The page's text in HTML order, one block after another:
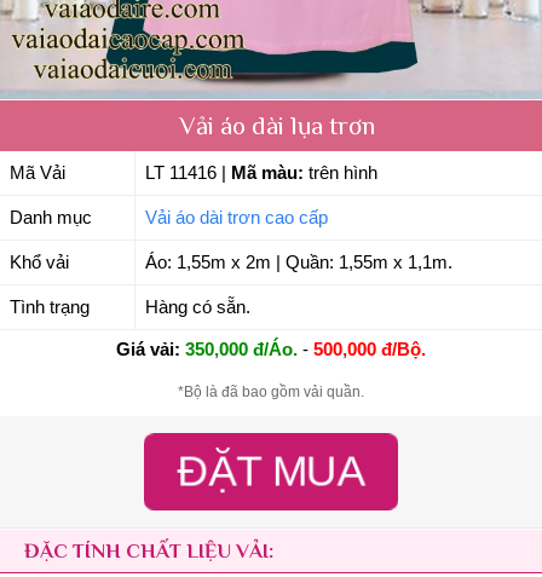
Vải áo dài lụa trơn
Mã Vải LT 11416 Mã màu: trên hình
Danh mục Vải áo dài trơn cao cấp
Khổ vải Áo: 1,55m x 2m | Quần: 1,55m x 1,1m.
Tình trạng Hàng có sẵn.
Giá vải: 350,000 đ/Áo. - 500,000 đ/Bộ.
*Bộ là đã bao gồm vải quần.
ĐẶT MUA
ĐẶC TÍNH CHẤT LIỆU VẢI: